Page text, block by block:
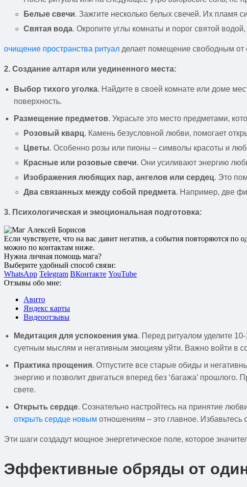
Белые свечи. Зажгите несколько белых свечей. Их пламя
Святая вода. Окропите углы комнаты и порог святой
очищение пространства ритуал делает помещение свободным от
2. Создание алтаря или уединенного места:
Выбор тихого уголка. Найдите в своей комнате или доме
поверхность.
Размещение предметов. Украсьте это место предметами,
Розовый кварц. Камень безусловной любви, помогает
Цветы. Особенно розы или пионы – символы красоты и
Красные или розовые свечи. Они усиливают энергию
Изображения любящих пар, ангелов или сердец. Это
Два связанных между собой предмета. Например, две
3. Психологическая и эмоциональная подготовка:
Если чувствуете, что на вас давит негатив, а события повторяются
можно по контактам ниже.
Нужна личная помощь мага?
Выберите удобный способ связи:
WhatsApp Telegram ВКонтакте YouTube
Отзывы обо мне:
Авито
Яндекс карты
Видеоотзывы
Медитация для успокоения ума. Перед ритуалом уделите
суетным мыслям и негативным эмоциям уйти. Важно войти в
Практика прощения. Отпустите все старые обиды и
энергию и позволит двигаться вперед без ‘багажа’ прошлого.
свете.
Открыть сердце. Сознательно настройтесь на принятие
открыть сердце новым отношениям – это главное. Избавьтесь
Эти шаги создадут мощное энергетическое поле, которое
Эффективные обряды от